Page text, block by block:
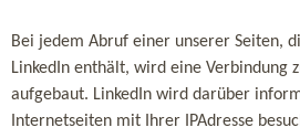
Bei jedem Abruf einer unserer Seiten,
LinkedIn enthält, wird eine Verbindung
aufgebaut. LinkedIn wird darüber
Internetseiten mit Ihrer IPAdresse